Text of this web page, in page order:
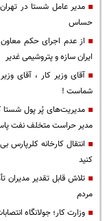
مدیر عامل شستا در
حساس
از عدم اجرای حکم
ایران سازه و پتروشیمی غدیر
آقای وزیر کار ، آقای
شماست !
مدیریت‌های پُر پول شستا
مدیر حراست متخلف نفت
انتقال کارخانه
کنید
مردم
وزارت کار؛ جولانگاه